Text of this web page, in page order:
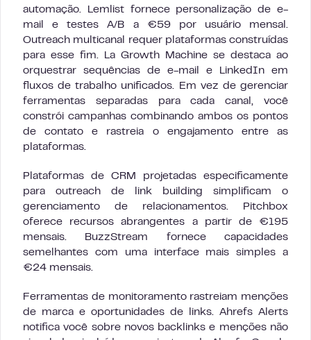
automação. Lemlist fornece personalização de e-
mail e testes A/B a €59 por usuário mensal.
Outreach multicanal requer plataformas construídas
para esse fim. La Growth Machine se destaca ao
orquestrar sequências de e-mail e LinkedIn em
fluxos de trabalho unificados. Em vez de gerenciar
ferramentas separadas para cada canal, você
constrói campanhas combinando ambos os pontos
de contato e rastreia o engajamento entre as
plataformas.
Plataformas de CRM projetadas especificamente
para outreach de link building simplificam o
gerenciamento de relacionamentos. Pitchbox
oferece recursos abrangentes a partir de €195
mensais. BuzzStream fornece capacidades
semelhantes com uma interface mais simples a
€24 mensais.
Ferramentas de monitoramento rastreiam menções
de marca e oportunidades de links. Ahrefs Alerts
notifica você sobre novos backlinks e menções não